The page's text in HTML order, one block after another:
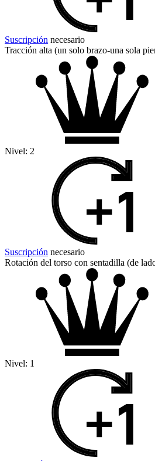
Suscripción necesario
Tracción alta (un solo brazo-una sola
Nivel: 2
Suscripción necesario
Rotación del torso con sentadilla (de
Nivel: 1